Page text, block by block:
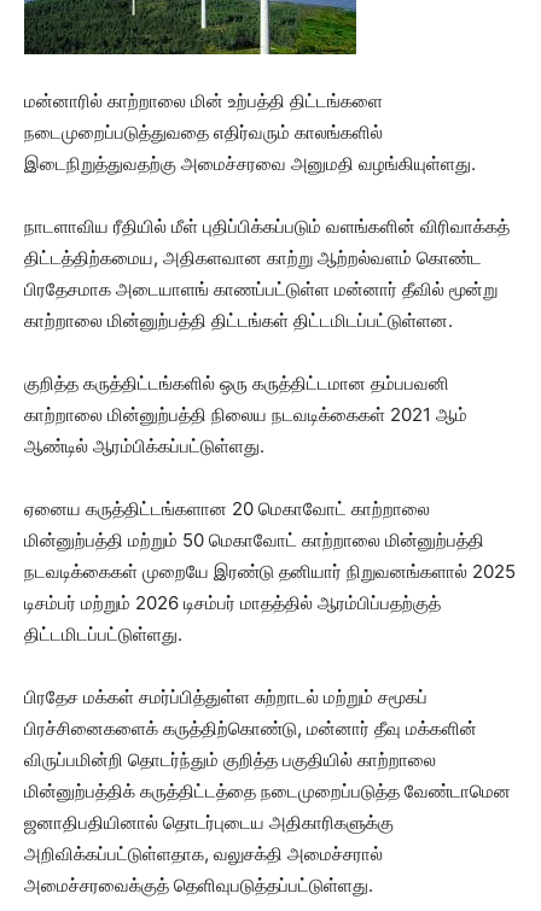
மன்னாரில் காற்றாலை மின் உற்பத்தி திட்டங்களை
நடைமுறைப்படுத்துவதை எதிர்வரும் காலங்களில்
இடைநிறுத்துவதற்கு அமைச்சரவை அனுமதி வழங்கியுள்ளது.
நாடளாவிய ரீதியில் மீள் புதிப்பிக்கப்படும் வளங்களின் விரிவாக்கத்
திட்டத்திற்கமைய, அதிகளவான காற்று ஆற்றல்வளம் கொண்ட
பிரதேசமாக அடையாளங் காணப்பட்டுள்ள மன்னார் தீவில் மூன்று
காற்றாலை மின்னுற்பத்தி திட்டங்கள் திட்டமிடப்பட்டுள்ளன.
குறித்த கருத்திட்டங்களில் ஒரு கருத்திட்டமான தம்பபவனி
காற்றாலை மின்னுற்பத்தி நிலைய நடவடிக்கைகள் 2021 ஆம்
ஆண்டில் ஆரம்பிக்கப்பட்டுள்ளது.
ஏனைய கருத்திட்டங்களான 20 மெகாவோட் காற்றாலை
மின்னுற்பத்தி மற்றும் 50 மெகாவோட் காற்றாலை மின்னுற்பத்தி
நடவடிக்கைகள் முறையே இரண்டு தனியார் நிறுவனங்களால் 2025
டிசம்பர் மற்றும் 2026 டிசம்பர் மாதத்தில் ஆரம்பிப்பதற்குத்
திட்டமிடப்பட்டுள்ளது.
பிரதேச மக்கள் சமர்ப்பித்துள்ள சுற்றாடல் மற்றும் சமூகப்
பிரச்சினைகளைக் கருத்திற்கொண்டு, மன்னார் தீவு மக்களின்
விருப்பமின்றி தொடர்ந்தும் குறித்த பகுதியில் காற்றாலை
மின்னுற்பத்திக் கருத்திட்டத்தை நடைமுறைப்படுத்த வேண்டாமென
ஜனாதிபதியினால் தொடர்புடைய அதிகாரிகளுக்கு
அறிவிக்கப்பட்டுள்ளதாக, வலுசக்தி அமைச்சரால்
அமைச்சரவைக்குத் தெளிவுபடுத்தப்பட்டுள்ளது.